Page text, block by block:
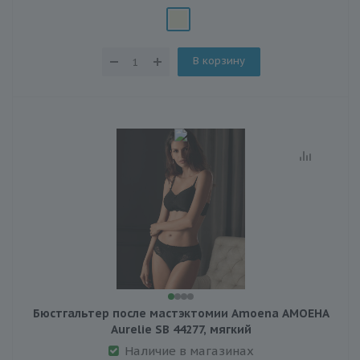
В корзину
Бюстгальтер после мастэктомии Amoena АМОЕНА
Aurelie SB 44277, мягкий
Наличие в магазинах